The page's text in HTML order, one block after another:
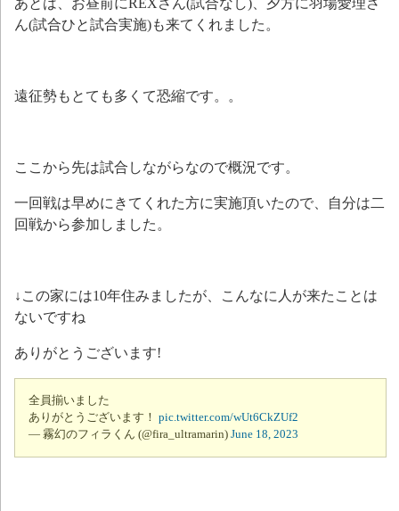
ん(試合ひと試合実施)も来てくれました。
遠征勢もとても多くて恐縮です。。
ここから先は試合しながらなので概況です。
一回戦は早めにきてくれた方に実施頂いたので、自分は二
回戦から参加しました。
↓この家には10年住みましたが、こんなに人が来たことは
ないですね
ありがとうございます!
全員揃いました
ありがとうございます！ pic.twitter.com/wUt6CkZUf2
— 霧幻のフィラくん (@fira_ultramarin) June 18, 2023